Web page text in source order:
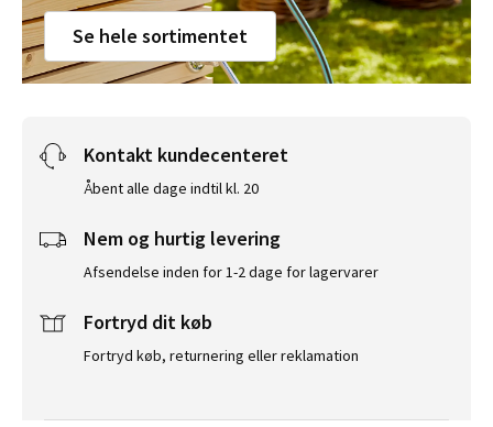
Se hele sortimentet
Kontakt kundecenteret
Åbent alle dage indtil kl. 20
Nem og hurtig levering
Afsendelse inden for 1-2 dage for lagervarer
Fortryd dit køb
Fortryd køb, returnering eller reklamation